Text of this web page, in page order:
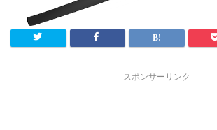
スポンサーリンク